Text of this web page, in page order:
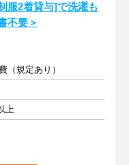
服2着貸与]で洗濯も
不要＞
（規定あり）
上